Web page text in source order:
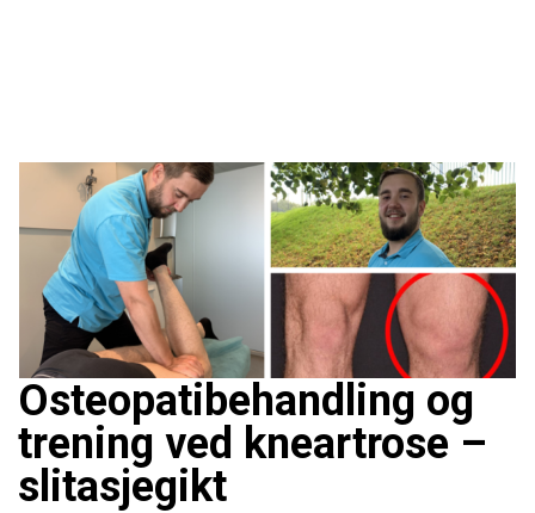
Osteopatibehandling og
trening ved kneartrose –
slitasjegikt